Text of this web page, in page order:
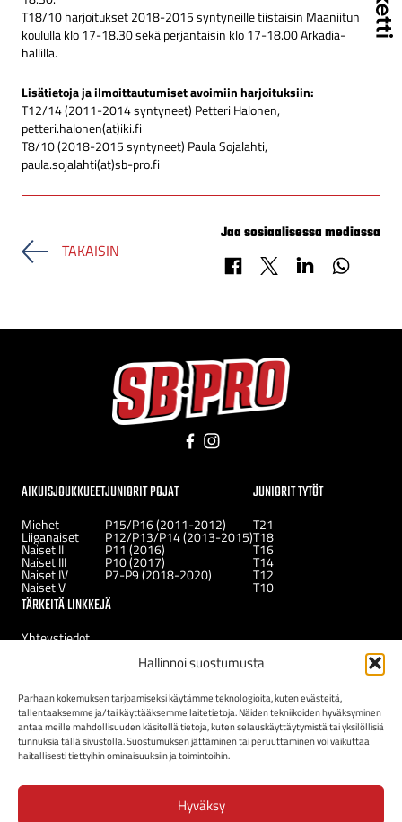
Hallinnoi suostumusta
Parhaan kokemuksen tarjoamiseksi käytämme teknologioita, kuten evästeitä,
tallentaaksemme ja/tai käyttääksemme laitetietoja. Näiden tekniikoiden hyväksyminen
antaa meille mahdollisuuden käsitellä tietoja, kuten selauskäyttäytymistä tai yksilöllisiä
tunnuksia tällä sivustolla. Suostumuksen jättäminen tai peruuttaminen voi vaikuttaa
haitallisesti tiettyihin ominaisuuksiin ja toimintoihin.
Hyväksy
T18/10 harjoitukset 2018-2015 syntyneille tiistaisin Maaniitun
koululla klo 17-18.30 sekä perjantaisin klo 17-18.00 Arkadia-
hallilla.
Lisätietoja ja ilmoittautumiset avoimiin harjoituksiin:
T12/14 (2011-2014 syntyneet) Petteri Halonen,
petteri.halonen(at)iki.fi
T8/10 (2018-2015 syntyneet) Paula Sojalahti,
paula.sojalahti(at)sb-pro.fi
TAKAISIN
Jaa sosiaalisessa mediassa
Jaa FacebookissaJaa X-palvelussaJaa LinkedInissä
Facebook
AIKUISJOUKKUEET
Miehet
Liiganaiset
Naiset II
Naiset III
Naiset IV
Naiset V
JUNIORIT POJAT
P15/P16 (2011-2012)
P12/P13/P14 (2013-2015)
P11 (2016)
P10 (2017)
P7-P9 (2018-2020)
JUNIORIT TYTÖT
T21
T18
T16
T14
T12
T10
TÄRKEITÄ LINKKEJÄ
Yhteystiedot